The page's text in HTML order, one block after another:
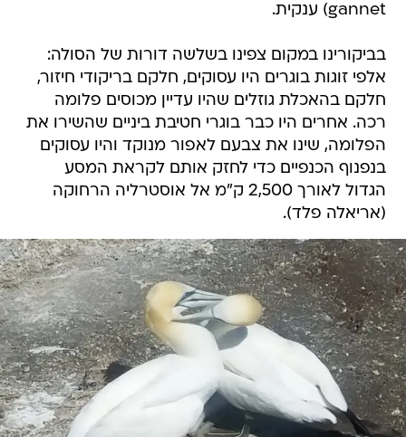
gannet) ענקית.
בביקורינו במקום צפינו בשלשה דורות של הסולה:
אלפי זוגות בוגרים היו עסוקים, חלקם בריקודי חיזור,
חלקם בהאכלת גוזלים שהיו עדיין מכוסים פלומה
רכה. אחרים היו כבר בוגרי חטיבת ביניים שהשירו את
הפלומה, שינו את צבעם לאפור מנוקד והיו עסוקים
בנפנוף הכנפיים כדי לחזק אותם לקראת המסע
הגדול לאורך 2,500 ק"מ אל אוסטרליה הרחוקה
(אריאלה פלד).